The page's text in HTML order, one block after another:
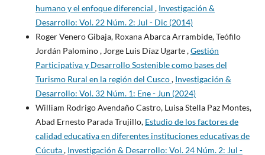
humano y el enfoque diferencial , Investigación &
Desarrollo: Vol. 22 Núm. 2: Jul - Dic (2014)
Roger Venero Gibaja, Roxana Abarca Arrambide, Teófilo
Jordán Palomino , Jorge Luis Díaz Ugarte ,Gestión
Participativa y Desarrollo Sostenible como bases del
Turismo Rural en la región del Cusco, Investigación &
Desarrollo: Vol. 32 Núm. 1: Ene - Jun (2024)
William Rodrigo Avendaño Castro, Luisa Stella Paz Montes,
Abad Ernesto Parada Trujillo, Estudio de los factores de
calidad educativa en diferentes instituciones educativas de
Cúcuta, Investigación & Desarrollo: Vol. 24 Núm. 2: Jul -